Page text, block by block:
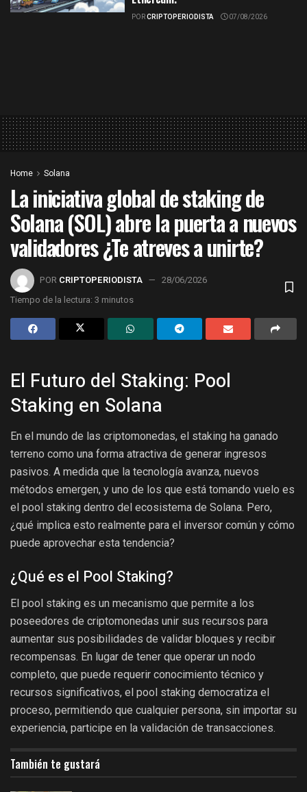
PORCRIPTOPERIODISTA 07/08/2026
Home Solana
La iniciativa global de staking de
Solana (SOL) abre la puerta a nuevos
validadores ¿Te atreves a unirte?
POR CRIPTOPERIODISTA
28/06/2026
Tiempo de la lectura: 3 minutos
El Futuro del Staking: Pool
Staking en Solana
En el mundo de las criptomonedas, el staking ha ganado
terreno como una forma atractiva de generar ingresos
pasivos. A medida que la tecnología avanza, nuevos
métodos emergen, y uno de los que está tomando vuelo es
el pool staking dentro del ecosistema de Solana. Pero,
¿qué implica esto realmente para el inversor común y cómo
puede aprovechar esta tendencia?
¿Qué es el Pool Staking?
El pool staking es un mecanismo que permite a los
poseedores de criptomonedas unir sus recursos para
aumentar sus posibilidades de validar bloques y recibir
recompensas. En lugar de tener que operar un nodo
completo, que puede requerir conocimiento técnico y
recursos significativos, el pool staking democratiza el
proceso, permitiendo que cualquier persona, sin importar su
experiencia, participe en la validación de transacciones.
También te gustará